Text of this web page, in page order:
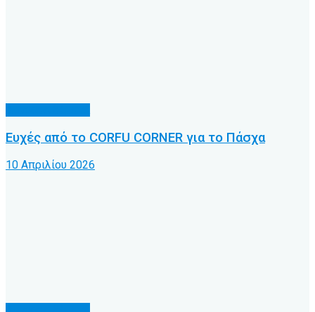
Ευχές από το CORFU CORNER για το Πάσχα
10 Απριλίου 2026